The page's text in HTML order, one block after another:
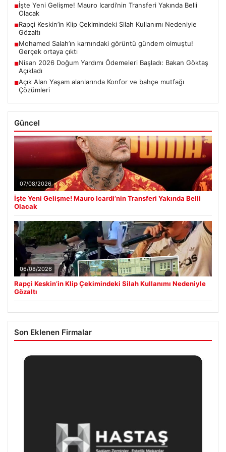
■İşte Yeni Gelişme! Mauro Icardi’nin Transferi Yakında Belli
Olacak
■Rapçi Keskin’in Klip Çekimindeki Silah Kullanımı Nedeniyle
Gözaltı
■Mohamed Salah’ın karnındaki görüntü gündem olmuştu!
Gerçek ortaya çıktı
■Nisan 2026 Doğum Yardımı Ödemeleri Başladı: Bakan Göktaş
Açıkladı
■Açık Alan Yaşam alanlarında Konfor ve bahçe mutfağı
Çözümleri
Güncel
07/08/2026
İşte Yeni Gelişme! Mauro Icardi’nin Transferi Yakında Belli
Olacak
06/08/2026
Rapçi Keskin’in Klip Çekimindeki Silah Kullanımı Nedeniyle
Gözaltı
Son Eklenen Firmalar